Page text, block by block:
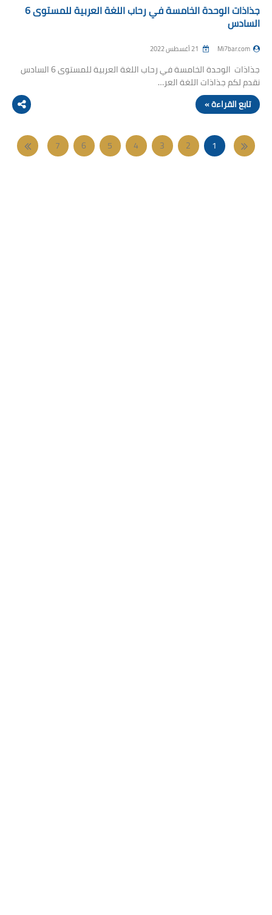
جذاذات الوحدة الخامسة في رحاب اللغة العربية للمستوى 6
السادس
Mi7bar.com
جذاذات الوحدة الخامسة في رحاب اللغة العربية للمستوى 6 السادس
نقدم لكم جذاذات اللغة العر…
تابع القراءة »
1
2
3
4
5
6
7